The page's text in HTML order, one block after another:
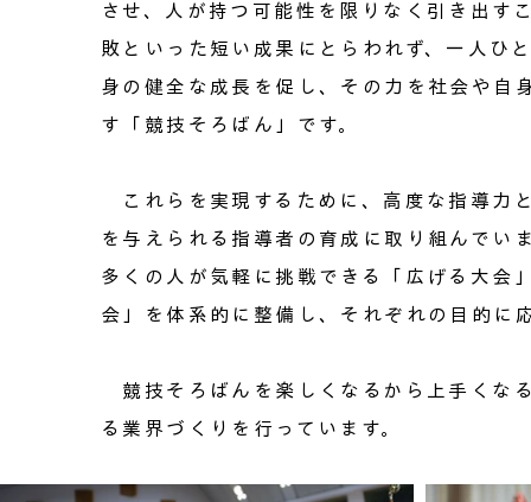
させ、人が持つ可能性を限りなく引き出す
敗といった短い成果にとらわれず、一人ひ
身の健全な成長を促し、その力を社会や自
す「競技そろばん」です。
これらを実現するために、高度な指導力
を与えられる指導者の育成に取り組んでい
多くの人が気軽に挑戦できる「広げる大会
会」を体系的に整備し、それぞれの目的に
競技そろばんを楽しくなるから上手くな
る業界づくりを行っています。